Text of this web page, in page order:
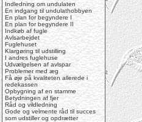
Indledning om undulaten
En indgang til undulathobbyen
En plan for begyndere I
En plan for begyndere II
Indkøb af fugle
Avlsarbejdet
Fuglehuset
Klargøring til udstilling
I andres fuglehuse
Udvælgelsen af avlspar
Problemer med æg
Få øje på kvaliteten allerede i
redekassen
Opbygning af en stamme
Betydningen af fjer
Råd og vildledning
Gode og velmente råd til succes
som udstiller og opdrætter